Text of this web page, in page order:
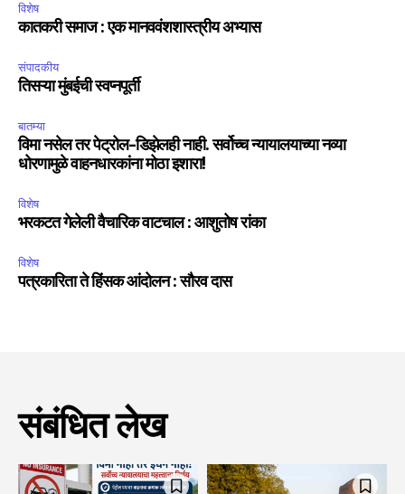
विशेष
कातकरी समाज : एक मानववंशशास्त्रीय अभ्यास
संपादकीय
तिसऱ्या मुंबईची स्वप्नपूर्ती
बातम्या
विमा नसेल तर पेट्रोल-डिझेलही नाही. सर्वोच्च न्यायालयाच्या नव्या
धोरणामुळे वाहनधारकांना मोठा इशारा!
विशेष
भरकटत गेलेली वैचारिक वाटचाल : आशुतोष रांका
विशेष
पत्रकारिता ते हिंसक आंदोलन : सौरव दास
संबंधित लेख